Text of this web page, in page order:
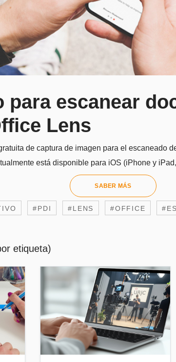
para escanear
Lens
de captura de imagen para el escaneado
está disponible para iOS (iPhone y
SABER MÁS
#PDI #LENS #OFFICE
etiqueta)